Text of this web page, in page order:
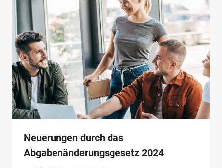
Neuerungen durch das
Abgabenänderungsgesetz 2024